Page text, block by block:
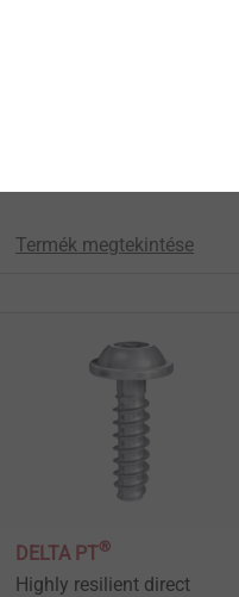
Termék megtekintése
DELTA PT®
Highly resilient direct